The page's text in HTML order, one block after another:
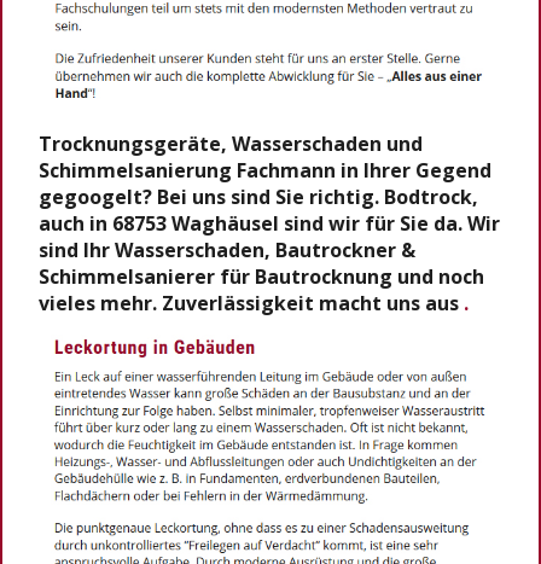
Trocknungsgeräte, Wasserschaden und
Schimmelsanierung Fachmann in Ihrer Gegend
gegoogelt? Bei uns sind Sie richtig. Bodtrock,
auch in 68753 Waghäusel sind wir für Sie da. Wir
sind Ihr Wasserschaden, Bautrockner &
Schimmelsanierer für Bautrocknung und noch
vieles mehr. Zuverlässigkeit macht uns aus .